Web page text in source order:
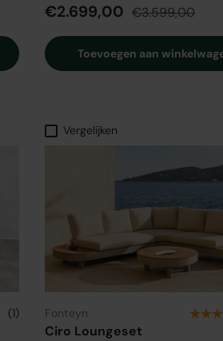
€2.699,00 €3.599,00
Toevoegen aan
(1)
Vergelijken
Fonteyn
Ciro Loungeset